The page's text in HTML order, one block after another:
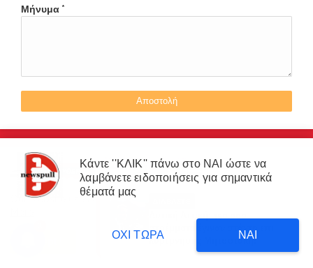
Μήνυμα *
στρέμματα έγιναν στάχτη επι
κυβέρνησης Μητσοτάκη!
Our website uses cookies to enhance your experience.
Κάντε ''ΚΛΙΚ'' πάνω στο ΝΑΙ ώστε να
λαμβάνετε ειδοποιήσεις για σημαντικά
θέματά μας
ΝΑΙ
ΟΧΙ ΤΩΡΑ